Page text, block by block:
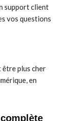
support client
vos questions
plus cher
en